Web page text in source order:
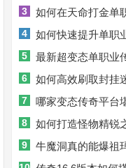
3 如何在天命打金单
4 如何快速提升单职
5 最新超变态单职业
6 如何高效刷取封挂
7 哪家变态传奇平台
8 如何打造怪物精锐
9
牛魔洞真的能爆祖